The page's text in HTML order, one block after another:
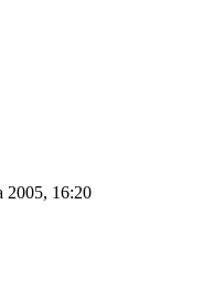
2005, 16:20